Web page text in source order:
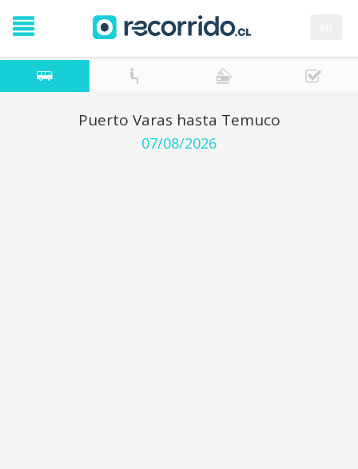
Puerto Varas hasta Temuco
07/08/2026